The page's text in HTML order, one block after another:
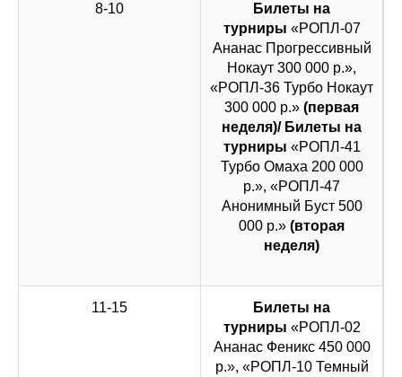
8-10
Билеты на
турниры «РОПЛ-07
Ананас Прогрессивный
Нокаут 300 000 р.»,
«РОПЛ-36 Турбо Нокаут
300 000 р.» (первая
неделя)/ Билеты на
турниры «РОПЛ-41
Турбо Омаха 200 000
р.», «РОПЛ-47
Анонимный Буст 500
000 р.» (вторая
неделя)
11-15
Билеты на
турниры «РОПЛ-02
Ананас Феникс 450 000
р.», «РОПЛ-10 Темный